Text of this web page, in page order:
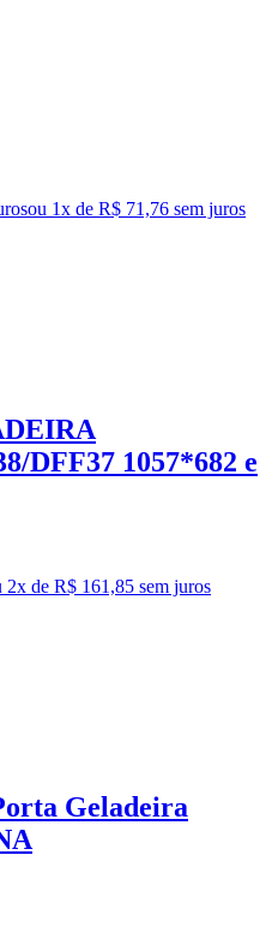
ou 1x de R$ 71,76 sem juros
DFF37 1057*682 e
2x de R$ 161,85 sem juros
Geladeira